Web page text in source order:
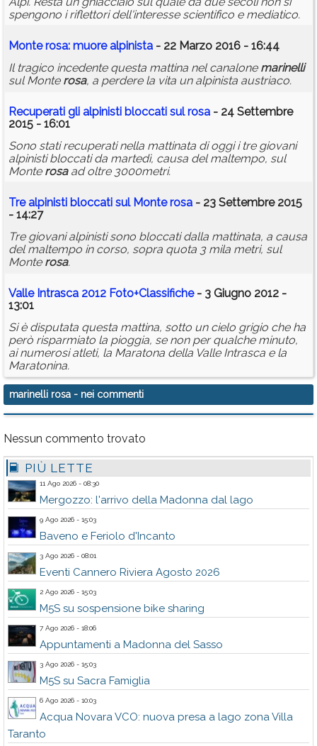
spengono i riflettori dell'interesse scientifico e mediatico.
Monterosa: muore alpinista - 22 Marzo 2016 - 16:44
Il tragico incedente questa mattina nel canalone marinelli
sul Monte rosa, a perdere la vita un alpinista austriaco.
Recuperati gli alpinisti bloccati sulrosa - 24 Settembre
2015 - 16:01
Sono stati recuperati nella mattinata di oggi i tre giovani
alpinisti bloccati da martedì, causa del maltempo, sul
Monte rosaad oltre 3000metri.
Tre alpinisti bloccati sul Monterosa - 23 Settembre 2015
- 14:27
Tre giovani alpinisti sono bloccati dalla mattinata, a causa
del maltempo in corso, sopra quota 3 mila metri, sul
Monte rosa.
Valle Intrasca 2012 Foto+Classifiche- 3 Giugno 2012 -
13:01
Si è disputata questa mattina, sotto un cielo grigio che ha
però risparmiato la pioggia, se non per qualche minuto,
ai numerosi atleti, la Maratona della Valle Intrasca e la
Maratonina.
marinelli rosa - nei commenti
Nessun commento trovato
PIÙ LETTE
11 Ago 2026 - 08:30
Mergozzo: l'arrivo della Madonna dal lago
9 Ago 2026 - 15:03
Baveno e Feriolo d'Incanto
3 Ago 2026 - 08:01
Eventi Cannero Riviera Agosto 2026
2 Ago 2026 - 15:03
M5S su sospensione bike sharing
7 Ago 2026 - 18:06
Appuntamenti a Madonna del Sasso
3 Ago 2026 - 15:03
M5S su Sacra Famiglia
6 Ago 2026 - 10:03
Acqua Novara VCO: nuova presa a lago zona Villa
Taranto